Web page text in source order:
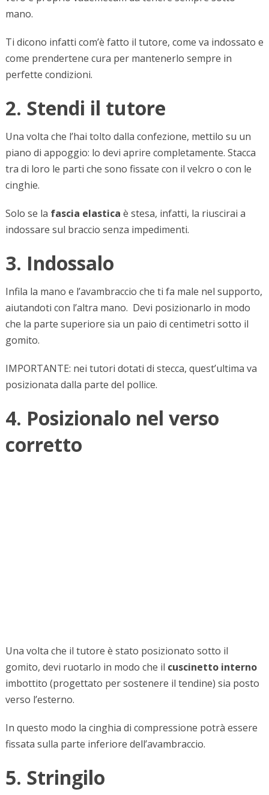
mano.
Ti dicono infatti com’è fatto il tutore, come va indossato e
come prendertene cura per mantenerlo sempre in
perfette condizioni.
2. Stendi il tutore
Una volta che l’hai tolto dalla confezione, mettilo su un
piano di appoggio: lo devi aprire completamente. Stacca
tra di loro le parti che sono fissate con il velcro o con le
cinghie.
Solo se la fascia elastica è stesa, infatti, la riuscirai a
indossare sul braccio senza impedimenti.
3. Indossalo
Infila la mano e l’avambraccio che ti fa male nel supporto,
aiutandoti con l’altra mano. Devi posizionarlo in modo
che la parte superiore sia un paio di centimetri sotto il
gomito.
IMPORTANTE: nei tutori dotati di stecca, quest’ultima va
posizionata dalla parte del pollice.
4. Posizionalo nel verso
corretto
Una volta che il tutore è stato posizionato sotto il
gomito, devi ruotarlo in modo che il cuscinetto interno
imbottito (progettato per sostenere il tendine) sia posto
verso l’esterno.
In questo modo la cinghia di compressione potrà essere
fissata sulla parte inferiore dell’avambraccio.
5. Stringilo